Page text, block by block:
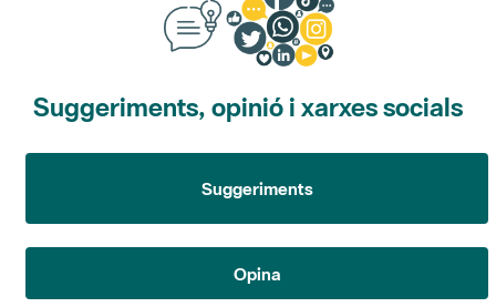
Suggeriments, opinió i xarxes socials
Suggeriments
Opina